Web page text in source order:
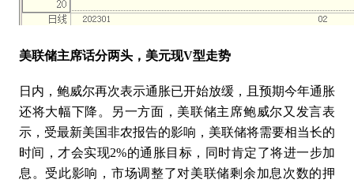
美联储主席话分两头，美元现V型走势
日内，鲍威尔再次表示通胀已开始放缓，且预期今年通胀
还将大幅下降。另一方面，美联储主席鲍威尔又发言表
示，受最新美国非农报告的影响，美联储将需要相当长的
时间，才会实现2%的通胀目标，同时肯定了将进一步加
息。受此影响，市场调整了对美联储剩余加息次数的押